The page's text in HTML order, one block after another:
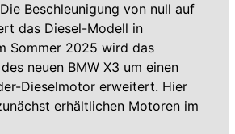
Beschleunigung von null auf
das Diesel-Modell in
Sommer 2025 wird das
neuen BMW X3 um einen
Dieselmotor erweitert. Hier
erhältlichen Motoren im